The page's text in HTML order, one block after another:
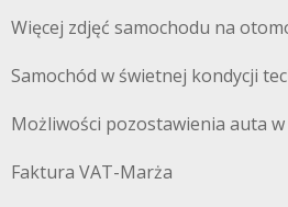
Więcej zdjęć samochodu na
Samochód w świetnej kondycji
Możliwości pozostawienia auta
Faktura VAT-Marża